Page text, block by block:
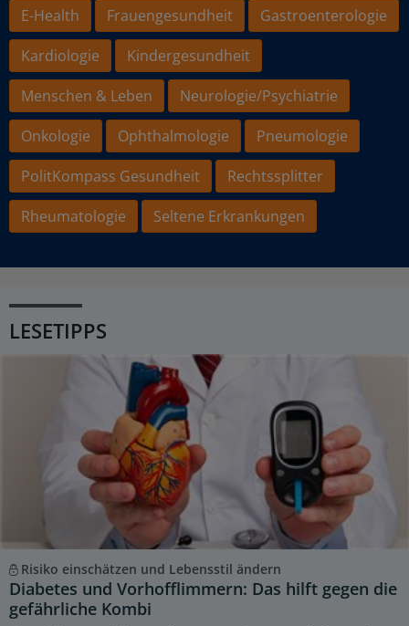
E-Health
Frauengesundheit
Gastroenterologie
Kardiologie
Kindergesundheit
Menschen & Leben
Neurologie/Psychiatrie
Onkologie
Ophthalmologie
Pneumologie
PolitKompass Gesundheit
Rechtssplitter
Rheumatologie
Seltene Erkrankungen
LESETIPPS
Risiko einschätzen und Lebensstil ändern
Diabetes und Vorhofflimmern: Das hilft gegen die
gefährliche Kombi